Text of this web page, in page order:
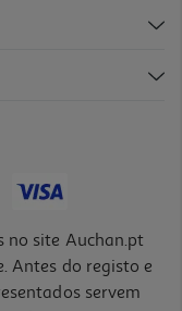
no site Auchan.pt
Antes do registo e
servem